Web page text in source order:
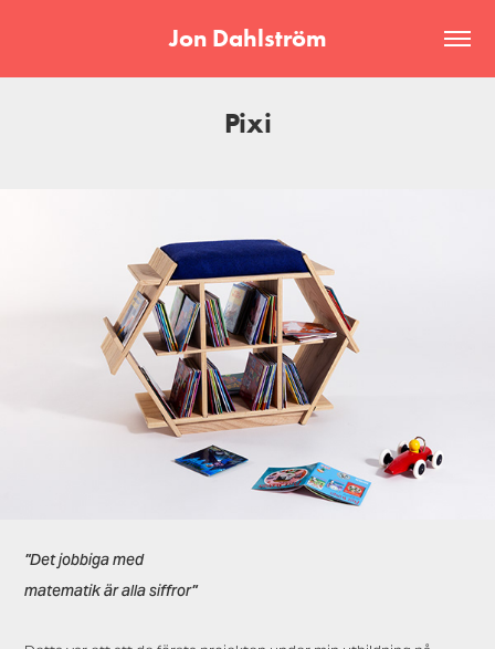
Jon Dahlström
Pixi
"Det jobbiga med
matematik är alla siffror"